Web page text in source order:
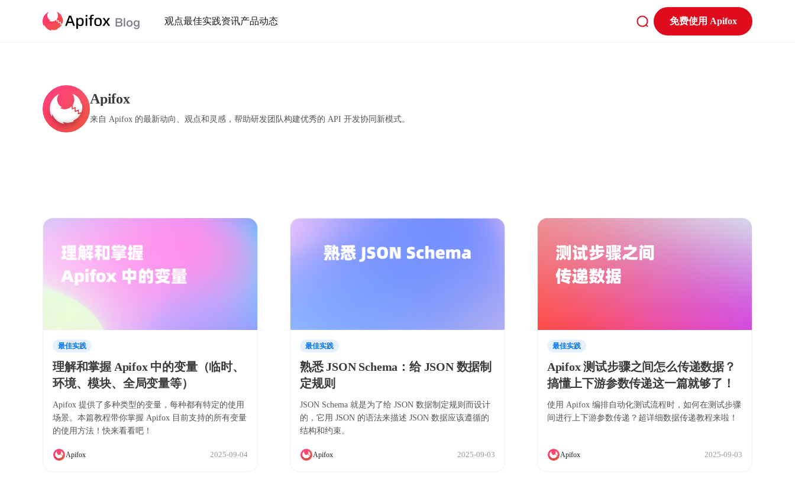
观点最佳实践资讯产品动态 免费使用 Apifox
Apifox
来自 Apifox 的最新动向、观点和灵感，帮助研发团队构建优秀的 API 开发协同新模式。
最佳实践
理解和掌握 Apifox 中的变量（临时、
环境、模块、全局变量等）
Apifox 提供了多种类型的变量，每种都有特定的使用
场景。本篇教程带你掌握 Apifox 目前支持的所有变量
的使用方法！快来看看吧！
Apifox 2025-09-04
最佳实践
熟悉 JSON Schema：给 JSON 数据制
定规则
JSON Schema 就是为了给 JSON 数据制定规则而设计
的，它用 JSON 的语法来描述 JSON 数据应该遵循的
结构和约束。
Apifox 2025-09-03
最佳实践
Apifox 测试步骤之间怎么传递数据？
搞懂上下游参数传递这一篇就够了！
使用 Apifox 编排自动化测试流程时，如何在测试步骤
间进行上下游参数传递？超详细数据传递教程来啦！
Apifox 2025-09-03